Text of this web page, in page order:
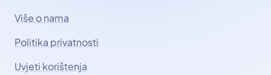
Više o nama
Politika privatnosti
Uvjeti korištenja